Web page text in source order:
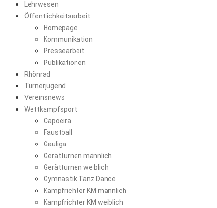
Lehrwesen
Öffentlichkeitsarbeit
Homepage
Kommunikation
Pressearbeit
Publikationen
Rhönrad
Turnerjugend
Vereinsnews
Wettkampfsport
Capoeira
Faustball
Gauliga
Gerätturnen männlich
Gerätturnen weiblich
Gymnastik Tanz Dance
Kampfrichter KM männlich
Kampfrichter KM weiblich